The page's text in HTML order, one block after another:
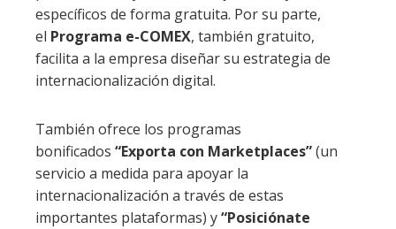
específicos de forma gratuita. Por su parte,
el Programa e-COMEX, también gratuito,
facilita a la empresa diseñar su estrategia de
internacionalización digital.
También ofrece los programas
bonificados “Exporta con Marketplaces”(un
servicio a medida para apoyar la
internacionalización a través de estas
importantes plataformas) y“Posiciónate